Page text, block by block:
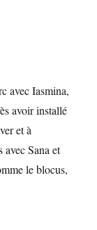
avec Iasmina,
avoir installé
et à
avec Sana et
le blocus,